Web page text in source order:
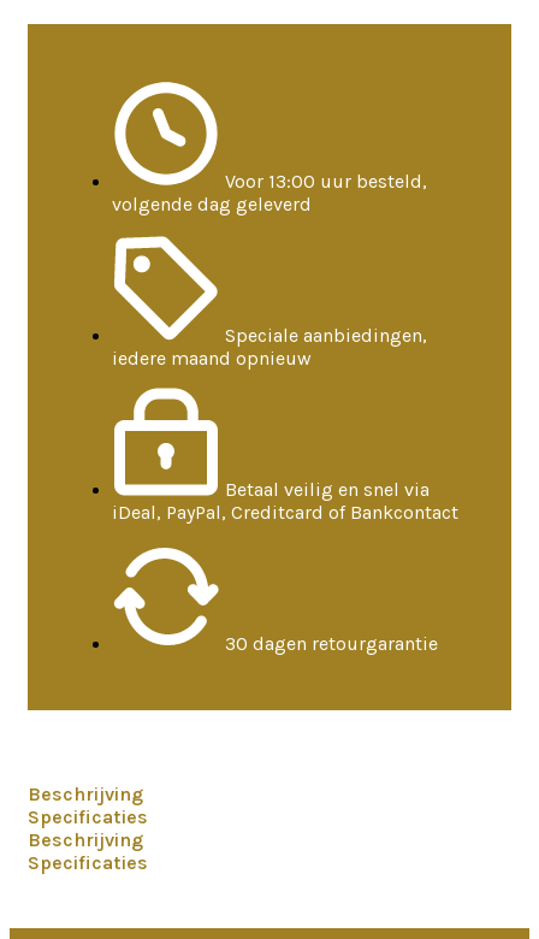
Voor 13:00 uur besteld,
volgende dag geleverd
Speciale aanbiedingen,
iedere maand opnieuw
Betaal veilig en snel via
iDeal, PayPal, Creditcard of Bankcontact
30 dagen retourgarantie
Beschrijving
Specificaties
Beschrijving
Specificaties